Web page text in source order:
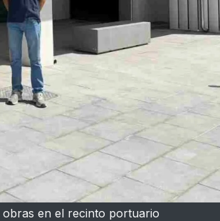
obras en el recinto portuario